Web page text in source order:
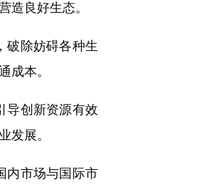
造良好生态。
除妨碍各种生
成本。
创新资源有效
发展。
市场与国际市